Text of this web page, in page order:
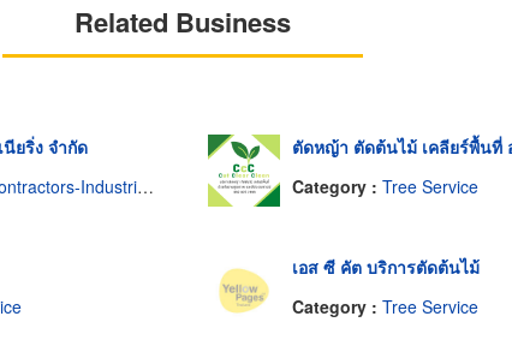
Related Business
ยริ่ง จำกัด
Industrial & Residential
ตัดหญ้า ตัดต้นไม้ เคลียร์พื้นที่
Category : Tree Service
เอส ซี คัต บริการตัดต้นไม้
Category : Tree Service